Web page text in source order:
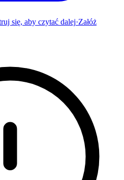
się, aby czytać dalej·Załóż